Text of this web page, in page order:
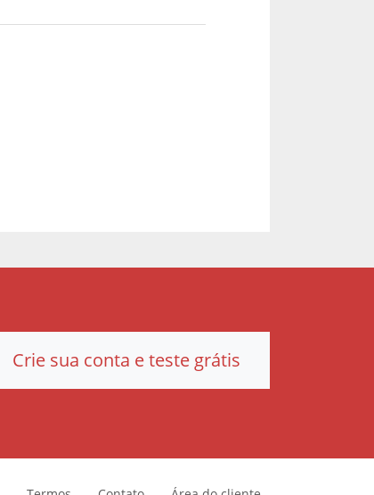
Crie sua conta e teste grátis